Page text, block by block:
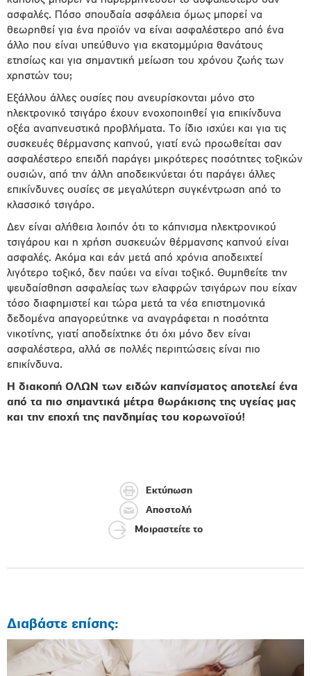
ασφαλές. Πόσο σπουδαία ασφάλεια όμως μπορεί να
θεωρηθεί για ένα προϊόν να είναι ασφαλέστερο από ένα
άλλο που είναι υπεύθυνο για εκατομμύρια θανάτους
ετησίως και για σημαντική μείωση του χρόνου ζωής των
χρηστών του;
Εξάλλου άλλες ουσίες που ανευρίσκονται μόνο στο
ηλεκτρονικό τσιγάρο έχουν ενοχοποιηθεί για επικίνδυνα
οξέα αναπνευστικά προβλήματα. Το ίδιο ισχύει και για τις
συσκευές θέρμανσης καπνού, γιατί ενώ προωθείται σαν
ασφαλέστερο επειδή παράγει μικρότερες ποσότητες τοξικών
ουσιών, από την άλλη αποδεικνύεται ότι παράγει άλλες
επικίνδυνες ουσίες σε μεγαλύτερη συγκέντρωση από το
κλασσικό τσιγάρο.
Δεν είναι αλήθεια λοιπόν ότι το κάπνισμα ηλεκτρονικού
τσιγάρου και η χρήση συσκευών θέρμανσης καπνού είναι
ασφαλές. Ακόμα και εάν μετά από χρόνια αποδειχτεί
λιγότερο τοξικό, δεν παύει να είναι τοξικό. Θυμηθείτε την
ψευδαίσθηση ασφαλείας των ελαφρών τσιγάρων που είχαν
τόσο διαφημιστεί και τώρα μετά τα νέα επιστημονικά
δεδομένα απαγορεύτηκε να αναγράφεται η ποσότητα
νικοτίνης, γιατί αποδείχτηκε ότι όχι μόνο δεν είναι
ασφαλέστερα, αλλά σε πολλές περιπτώσεις είναι πιο
επικίνδυνα.
Η διακοπή ΟΛΩΝ των ειδών καπνίσματος αποτελεί ένα
από τα πιο σημαντικά μέτρα θωράκισης της υγείας μας
και την εποχή της πανδημίας του κορωνοϊού!
Εκτύπωση
Αποστολή
Μοιραστείτε το
Διαβάστε επίσης: